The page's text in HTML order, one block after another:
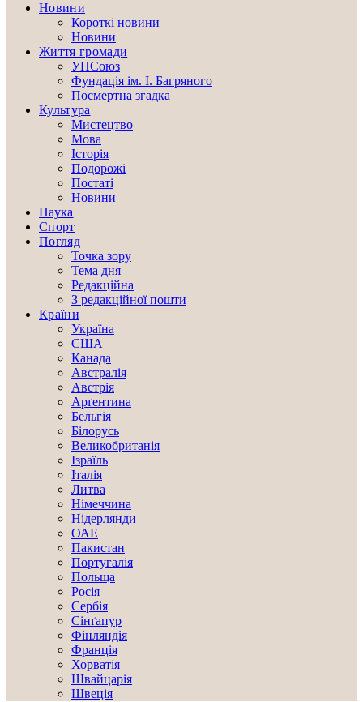
Новини
Короткі новини
Новини
Життя громади
УНСоюз
Фундація ім. І. Багряного
Посмертна згадка
Культура
Мистецтво
Мова
Історія
Подорожі
Постаті
Новини
Наука
Спорт
Погляд
Точка зору
Тема дня
Редакційна
З редакційної пошти
Країни
Україна
США
Канада
Австралія
Австрія
Арґентина
Бельгія
Білорусь
Великобританія
Ізраїль
Італія
Литва
Німеччина
Нідерлянди
ОАЕ
Пакистан
Португалія
Польща
Росія
Сербія
Сінґапур
Фінляндія
Франція
Хорватія
Швайцарія
Швеція